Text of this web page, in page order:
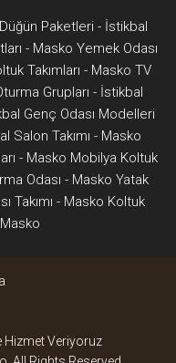
Paketleri- İstikbal
- Masko Yemek Odası
Takımları - Masko TV
Grupları - İstikbal
Genç Odası Modelleri
Salon Takımı - Masko
- Masko Mobilya Koltuk
Odası - Masko Yatak
Takımı - Masko Koltuk
Hizmet Veriyoruz